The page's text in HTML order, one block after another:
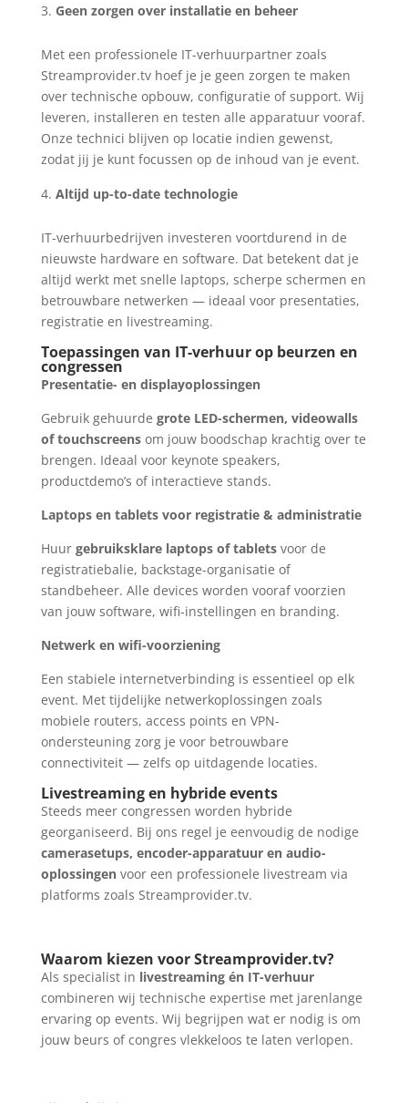
Geen zorgen over installatie en beheer
Met een professionele IT-verhuurpartner zoals
Streamprovider.tv hoef je je geen zorgen te maken
over technische opbouw, configuratie of support. Wij
leveren, installeren en testen alle apparatuur vooraf.
Onze technici blijven op locatie indien gewenst,
zodat jij je kunt focussen op de inhoud van je event.
Altijd up-to-date technologie
IT-verhuurbedrijven investeren voortdurend in de
nieuwste hardware en software. Dat betekent dat je
altijd werkt met snelle laptops, scherpe schermen en
betrouwbare netwerken — ideaal voor presentaties,
registratie en livestreaming.
Toepassingen van IT-verhuur op beurzen en
congressen
Presentatie- en displayoplossingen
Gebruik gehuurde grote LED-schermen, videowalls
of touchscreensom jouw boodschap krachtig over te
brengen. Ideaal voor keynote speakers,
productdemo’s of interactieve stands.
Laptops en tablets voor registratie & administratie
Huur gebruiksklare laptops of tabletsvoor de
registratiebalie, backstage-organisatie of
standbeheer. Alle devices worden vooraf voorzien
van jouw software, wifi-instellingen en branding.
Netwerk en wifi-voorziening
Een stabiele internetverbinding is essentieel op elk
event. Met tijdelijke netwerkoplossingen zoals
mobiele routers, access points en VPN-
ondersteuning zorg je voor betrouwbare
connectiviteit — zelfs op uitdagende locaties.
Livestreaming en hybride events
Steeds meer congressen worden hybride
georganiseerd. Bij ons regel je eenvoudig de nodige
camerasetups, encoder-apparatuur en audio-
oplossingenvoor een professionele livestream via
platforms zoals Streamprovider.tv.
Waarom kiezen voor Streamprovider.tv?
Als specialist in livestreaming én IT-verhuur
combineren wij technische expertise met jarenlange
ervaring op events. Wij begrijpen wat er nodig is om
jouw beurs of congres vlekkeloos te laten verlopen.